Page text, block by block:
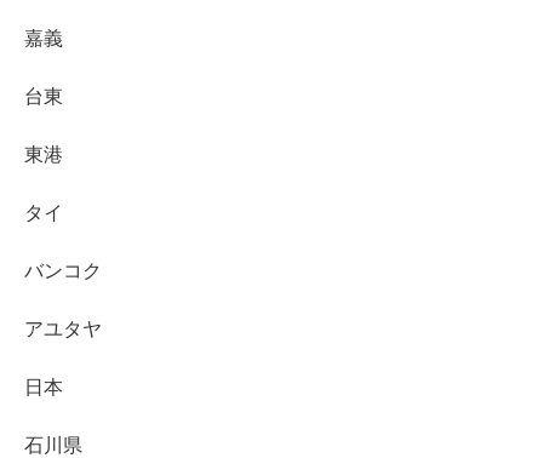
嘉義
台東
東港
タイ
バンコク
アユタヤ
日本
石川県